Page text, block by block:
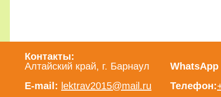
Контакты:
Алтайский край, г. Барнаул
E-mail: lektrav2015@mail.ru
Телефон: